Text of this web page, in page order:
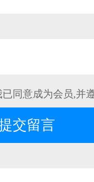
同意成为会员,并